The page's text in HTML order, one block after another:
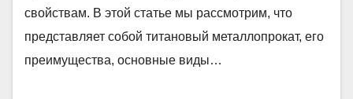
свойствам. В этой статье мы рассмотрим, что
представляет собой титановый металлопрокат, его
преимущества, основные виды…